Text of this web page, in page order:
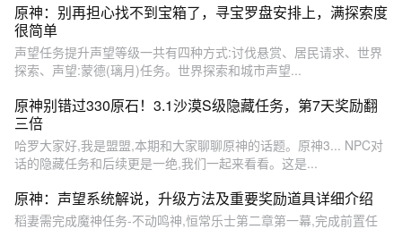
原神：别再担心找不到宝箱了，寻宝罗盘安排上，满探索度
很简单
声望任务提升声望等级一共有四种方式:讨伐悬赏、居民请求、世界
探索、声望:蒙德(璃月)任务。世界探索和城市声望...
原神别错过330原石！3.1沙漠S级隐藏任务，第7天奖励翻
三倍
哈罗大家好,我是盟盟,本期和大家聊聊原神的话题。原神3... NPC对
话的隐藏任务和后续更是一绝,我们一起来看看。这是...
原神：声望系统解说，升级方法及重要奖励道具详细介绍
稻妻需完成魔神任务-不动鸣神,恒常乐士第二章第一幕,完成前置任